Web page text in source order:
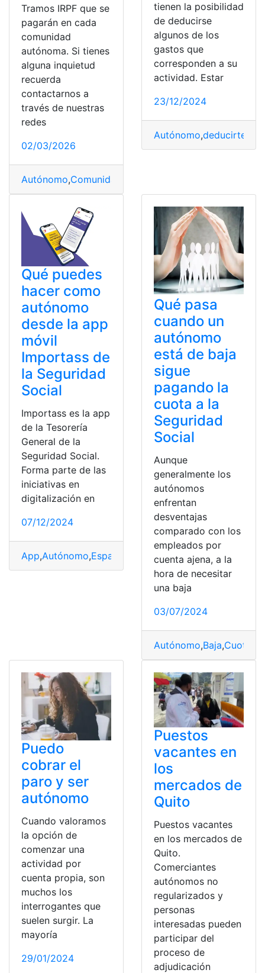
Tramos IRPF que se
pagarán en cada
comunidad
autónoma. Si tienes
alguna inquietud
recuerda
contactarnos a
través de nuestras
redes
02/03/2026
Autónomo,Comunidad
tienen la posibilidad
de deducirse
algunos de los
gastos que
corresponden a su
actividad. Estar
23/12/2024
Autónomo,deducirte
Qué puedes
hacer como
autónomo
desde la app
móvil
Importass de
la Seguridad
Social
Importass es la app
de la Tesorería
General de la
Seguridad Social.
Forma parte de las
iniciativas en
digitalización en
07/12/2024
App,Autónomo,España Importass,Móvil,Seguridad
Qué pasa
cuando un
autónomo
está de baja
sigue
pagando la
cuota a la
Seguridad
Social
Aunque
generalmente los
autónomos
enfrentan
desventajas
comparado con los
empleados por
cuenta ajena, a la
hora de necesitar
una baja
03/07/2024
Autónomo,Baja,Cuota
Puedo
cobrar el
paro y ser
autónomo
Cuando valoramos
la opción de
comenzar una
actividad por
cuenta propia, son
muchos los
interrogantes que
suelen surgir. La
mayoría
29/01/2024
Puestos
vacantes en
los
mercados de
Quito
Puestos vacantes
en los mercados de
Quito.
Comerciantes
autónomos no
regularizados y
personas
interesadas pueden
participar del
proceso de
adjudicación